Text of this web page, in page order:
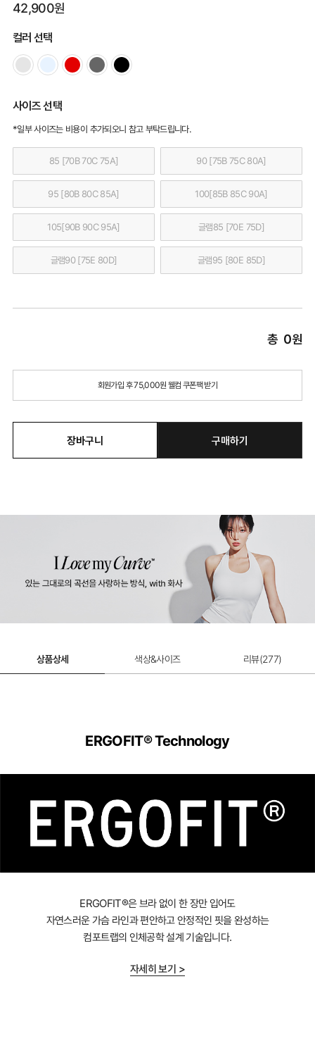
42,900원
컬러 선택
사이즈 선택
*일부 사이즈는 비용이 추가되오니 참고 부탁드립니다.
85 [70B 70C 75A] 90 [75B 75C 80A]
95 [80B 80C 85A] 100[85B 85C 90A]
105[90B 90C 95A] 글램85 [70E 75D]
글램90 [75E 80D] 글램95 [80E 85D]
총 0원
회원가입 후 75,000원 웰컴 쿠폰팩 받기
장바구니 구매하기
상품상세 색상&사이즈 리뷰(277)
ERGOFIT® Technology
ERGOFIT®은 브라 없이 한 장만 입어도
자연스러운 가슴 라인과 편안하고 안정적인 핏을 완성하는
컴포트랩의 인체공학 설계 기술입니다.
자세히 보기 >